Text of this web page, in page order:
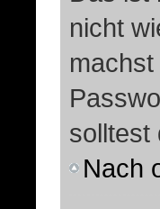
nicht
solltest
Nach